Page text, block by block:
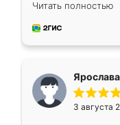
для замера
предложил по
Читать полностью
Ярослава
3 августа